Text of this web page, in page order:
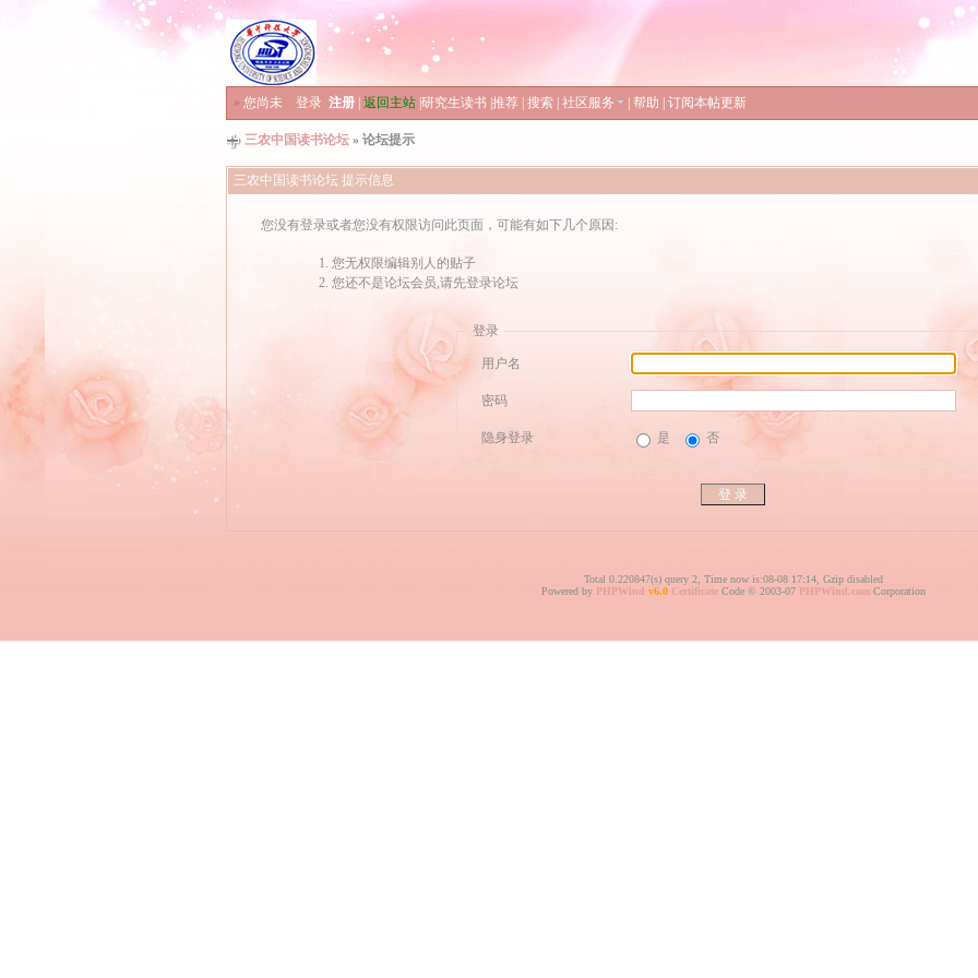
» 您尚未 登录 注册 返回主站 研究生读书 推荐 搜索 社区服务 帮助 订阅本帖更新
三农中国读书论坛 » 论坛提示
三农中国读书论坛 提示信息
您没有登录或者您没有权限访问此页面，可能有如下几个原因:
您无权限编辑别人的贴子
您还不是论坛会员,请先登录论坛
登录
用户名
密码
隐身登录 是 否
Total 0.220847(s) query 2, Time now is:08-08 17:14, Gzip disabled
Powered by PHPWind v6.0 Certificate Code © 2003-07 PHPWind.com Corporation